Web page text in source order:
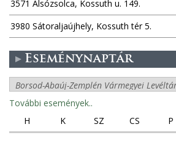
3571 Alsózsolca, Kossuth u. 149.
3980 Sátoraljaújhely, Kossuth tér 5.
Eseménynaptár
További események..
H
K SZ CS P